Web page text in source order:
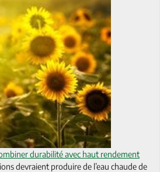
durabilité avec haut rendement
devraient produire de l’eau chaude de